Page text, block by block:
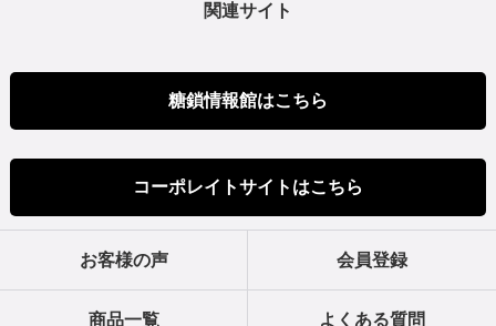
関連サイト
糖鎖情報館はこちら
コーポレイトサイトはこちら
お客様の声 会員登録
商品一覧 よくある質問